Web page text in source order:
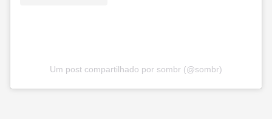
Um post compartilhado por sombr (@sombr)